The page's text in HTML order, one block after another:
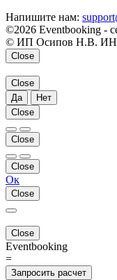
Напишите нам:
©2026 Eventbooking -
© ИП Осипов Н.В.
Close
Close
Да
Нет
Close
Close
Close
Ок
Close
Close
Eventbooking
=
Запросить расчет